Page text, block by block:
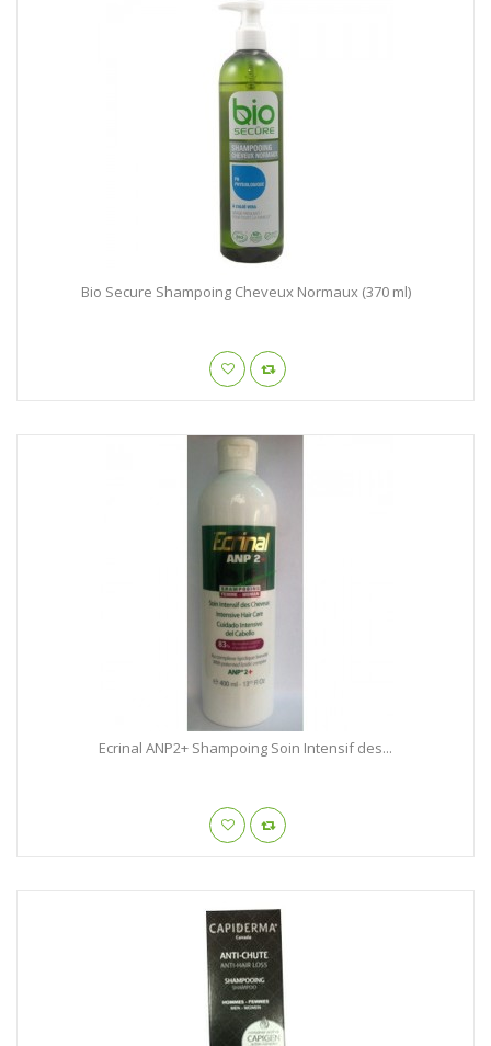
Bio Secure Shampoing Cheveux Normaux (370 ml)
Ecrinal ANP2+ Shampoing Soin Intensif des...